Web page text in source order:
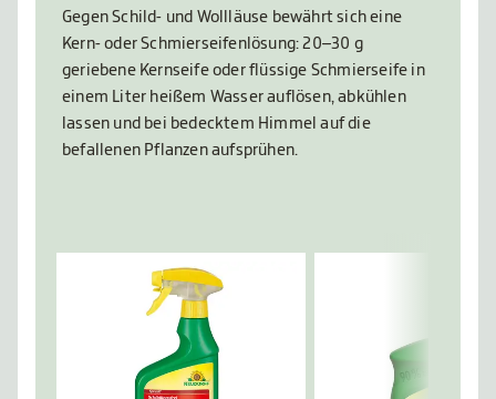
Gegen Schild- und Wollläuse bewährt sich eine
Kern- oder Schmierseifenlösung: 20–30 g
geriebene Kernseife oder flüssige Schmierseife in
einem Liter heißem Wasser auflösen, abkühlen
lassen und bei bedecktem Himmel auf die
befallenen Pflanzen aufsprühen.